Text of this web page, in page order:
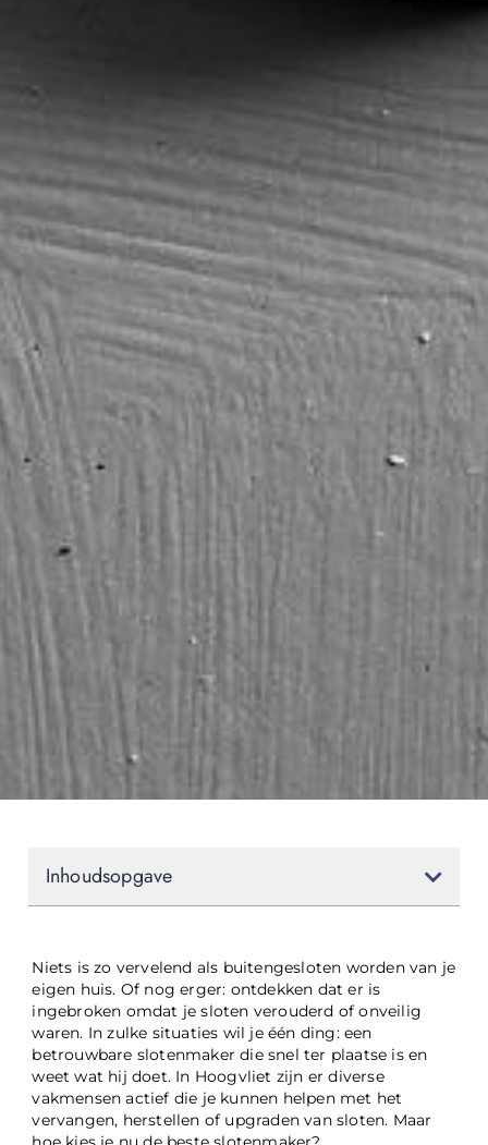
Niets is zo vervelend als buitengesloten worden van je
eigen huis. Of nog erger: ontdekken dat er is
ingebroken omdat je sloten verouderd of onveilig
waren. In zulke situaties wil je één ding: een
betrouwbare slotenmaker die snel ter plaatse is en
weet wat hij doet. In Hoogvliet zijn er diverse
vakmensen actief die je kunnen helpen met het
vervangen, herstellen of upgraden van sloten. Maar
Inhoudsopgave